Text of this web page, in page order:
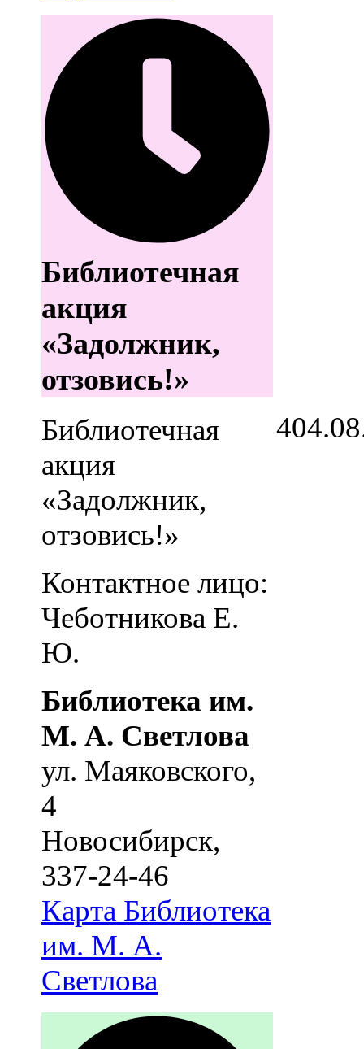
Библиотечная
акция
«Задолжник,
отзовись!»
Библиотечная
акция
«Задолжник,
отзовись!»
Контактное лицо:
Чеботникова Е.
Ю.
Библиотека им.
М. А. Светлова
ул. Маяковского,
4
Новосибирск,
337-24-46
Карта Библиотека
им. М. А.
Светлова
4